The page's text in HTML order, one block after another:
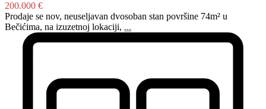
200.000 €
Prodaje se nov, neuseljavan dvosoban stan površine 74m² u
Bečićima, na izuzetnoj lokaciji, ...